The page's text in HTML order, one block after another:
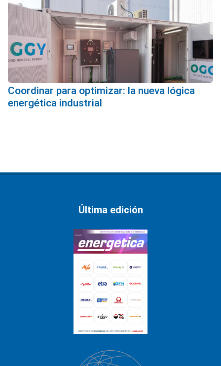
Coordinar para optimizar: la nueva lógica
energética industrial
Última edición